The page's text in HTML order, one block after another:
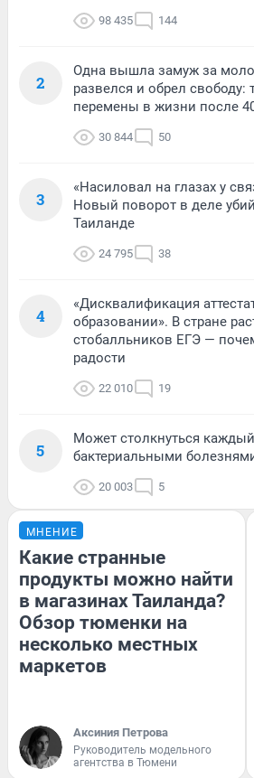
98 435 144
2
Одна вышла замуж за
развелся и обрел
перемены в жизни после
30 844 50
3
«Насиловал на глазах у
Новый поворот в деле
Таиланде
24 795 38
4
«Дисквалификация
образовании». В стране
стобалльников ЕГЭ —
радости
22 010 19
5
Может столкнуться
бактериальными
20 003 5
МНЕНИЕ
Какие странные
продукты можно найти
в магазинах Таиланда?
Обзор тюменки на
несколько местных
маркетов
Аксиния Петрова
Руководитель модельного
агентства в Тюмени